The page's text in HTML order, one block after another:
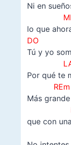
Ni en
lo que
DO
Tú y yo
Por qué te
Más
que con